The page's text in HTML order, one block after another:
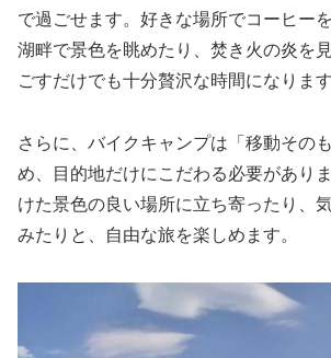
で過ごせます。好きな場所でコーヒー
湖畔で景色を眺めたり、焚き火の炎を
ごすだけでも十分贅沢な時間になります
さらに、バイクキャンプは「移動その
め、目的地だけにこだわる必要があり
けた景色の良い場所に立ち寄ったり、
みたりと、自由な旅を楽しめます。